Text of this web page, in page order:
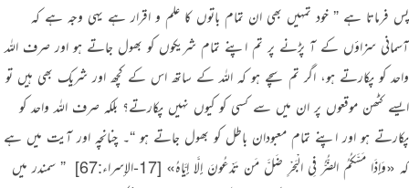
پس فرماتا ہے ” خود تمہیں بھی ان تمام باتوں کا علم و اقرار ہے یہی وجہ ہے کہ
آسمانی سزاؤں کے آ پڑنے پر تم اپنے تمام شریکوں کو بھول جاتے ہو اور صرف اللہ
واحد کو پکارتے ہو، اگر تم سچے ہو کہ اللہ کے ساتھ اس کے کچھ اور شریک بھی ہیں تو
ایسے کٹھن موقعوں پر ان میں سے کسی کو کیوں نہیں پکارتے؟ بلکہ صرف اللہ واحد کو
پکارتے ہو اور اپنے تمام معبودان باطل کو بھول جاتے ہو “۔ چنانچہ اور آیت میں ہے
کہ «وَإِذَا مَسَّكُمُ الضُّرُّ فِي الْبَحْرِ ضَلَّ مَن تَدْعُونَ إِلَّا إِيَّاهُ» [17-الإسراء:67]
” سمندر میں